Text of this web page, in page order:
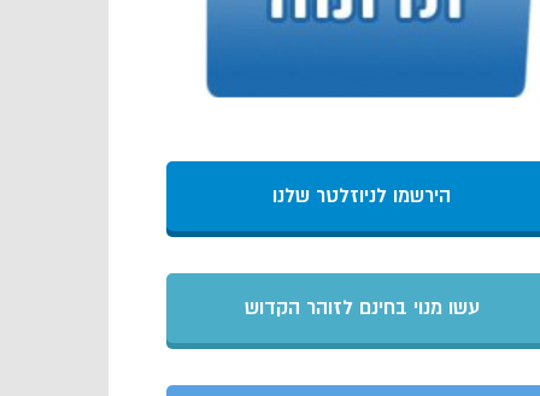
הירשמו לניוזלטר שלנו
עשו מנוי בחינם לזוהר הקדוש